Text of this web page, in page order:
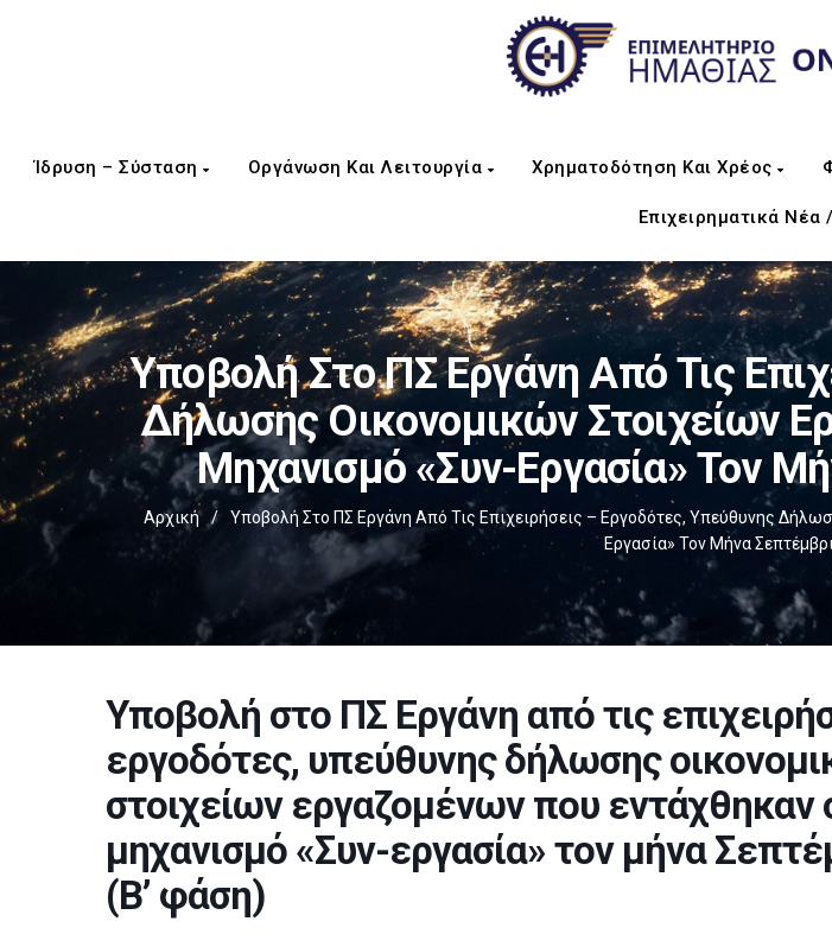
Ίδρυση – Σύσταση Οργάνωση Και Λειτουργία Χρηματοδότηση Και Χρέος
Επιχειρηματικά
Υποβολή Στο ΠΣ Εργάνη Από Τις
Δήλωσης Οικονομικών Στοιχείων
Μηχανισμό «Συν-Εργασία» Τον
Αρχική /
Υποβολή Στο ΠΣ Εργάνη Από Τις Επιχειρήσεις – Εργοδότες, Υπεύθυνης
Εργασία» Τον Μήνα
Υποβολή στο ΠΣ Εργάνη από τις
εργοδότες, υπεύθυνης δήλωσης
στοιχείων εργαζομένων που εντάχθηκαν
μηχανισμό «Συν-εργασία» τον μήνα
(Β’ φάση)